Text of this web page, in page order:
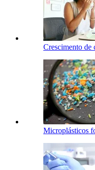
Crescimento de
Microplásticos